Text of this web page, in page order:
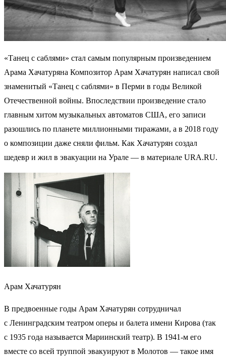
«Танец с саблями» стал самым популярным произведением
Арама Хачатуряна Композитор Арам Хачатурян написал свой
знаменитый «Танец с саблями» в Перми в годы Великой
Отечественной войны. Впоследствии произведение стало
главным хитом музыкальных автоматов США, его записи
разошлись по планете миллионными тиражами, а в 2018 году
о композиции даже сняли фильм. Как Хачатурян создал
шедевр и жил в эвакуации на Урале — в материале URA.RU.
Арам Хачатурян
В предвоенные годы Арам Хачатурян сотрудничал
с Ленинградским театром оперы и балета имени Кирова (так
с 1935 года называется Мариинский театр). В 1941-м его
вместе со всей труппой эвакуируют в Молотов — такое имя